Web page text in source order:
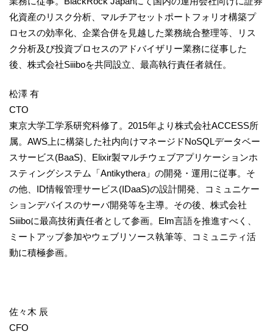
化資産のリスク分析、マルチアセットポートフォリオ構築プ
ロセスの効率化、企業合併を見越した業務統合整理等、リス
ク分析及び投資プロセスのアドバイザリー業務に従事した
後、株式会社Siiiboを共同設立、最高執行責任者就任。
松澤 有
CTO
東京大学工学系研究科修了。2015年より株式会社ACCESS所
属。AWS上に構築した社内向けマネージドNoSQLデータベー
スサービス(BaaS)、Elixir製マルチウェブアプリケーションホ
スティングシステム「Antikythera」の開発・運用に従事。そ
の他、ID情報管理サービス(IDaaS)の設計開発、コミュニケー
ションデバイスのサーバ開発等を主導。その後、株式会社
Siiiboに最高技術責任者として参画。Elm言語を推進すべく、
ミートアップ参加やウェブリソース執筆等、コミュニティ活
動に積極参画。
佐々木 辰
CFO